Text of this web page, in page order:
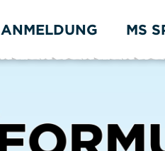
ANMELDUNG MS